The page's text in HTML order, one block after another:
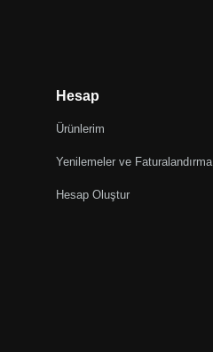
Hesap
Ürünlerim
Yenilemeler ve Faturalandırma
Hesap Oluştur